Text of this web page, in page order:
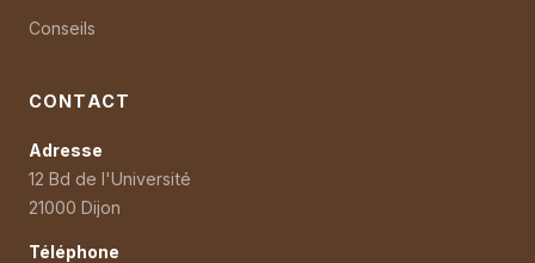
Conseils
CONTACT
Adresse
12 Bd de l'Université
21000 Dijon
Téléphone